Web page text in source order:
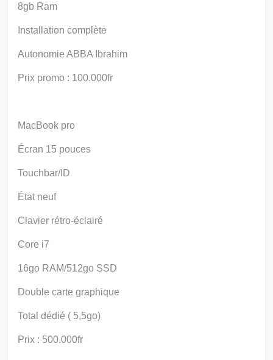
8gb Ram
Installation complète
Autonomie ABBA Ibrahim
Prix promo : 100.000fr
MacBook pro
Écran 15 pouces
Touchbar/ID
État neuf
Clavier rétro-éclairé
Core i7
16go RAM/512go SSD
Double carte graphique
Total dédié ( 5,5go)
Prix : 500.000fr